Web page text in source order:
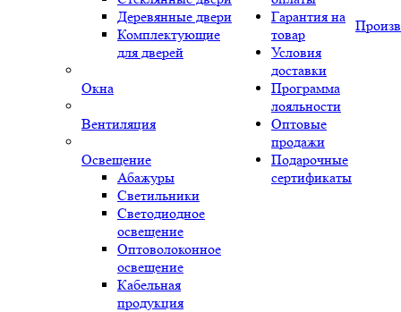
Деревянные двери
Комплектующие
для дверей
Окна
Вентиляция
Освещение
Абажуры
Светильники
Светодиодное
освещение
Оптоволоконное
освещение
Кабельная
продукция
Гарантия на
товар
Условия
доставки
Программа
лояльности
Оптовые
продажи
Подарочные
сертификаты